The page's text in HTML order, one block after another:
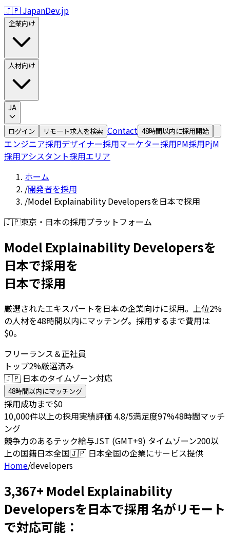
🇯🇵 JapanDev.jp
企業向け
人材向け
JA
ログイン リモート求人を検索 Contact 48時間以内に採用開始
エンジニア採用デザイナー採用マーケター採用PM採用PjM
採用アシスタント採用エリア
ホーム
/開発者を採用
/Model Explainability Developersを日本で採用
🇯🇵東京・日本の採用プラットフォーム
Model Explainability Developersを
日本で採用を
日本で採用
厳選されたエキスパートを日本の企業向けに採用。上位2%
の人材を48時間以内にマッチング。採用するまで費用は
$0。
フリーランス＆正社員
トップ2%厳選済み
🇯🇵 日本のタイムゾーン対応
48時間以内にマッチング
採用成功まで$0
10,000件以上の採用実績評価 4.8/5満足度97%48時間マッチ
ング
競争力のあるテック給与JST (GMT+9) タイムゾーン200以
上の国籍日本全国🇯🇵 日本全国の企業にサービス提供
Home/developers
3,367+ Model Explainability
Developersを日本で採用 名がリモート
で対応可能：